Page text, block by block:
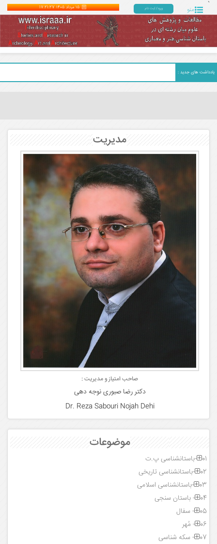
` منو ورود/ ثبت نام ۱۵ مرداد ۱۴۰۵ 17:21:28
یادداشت های جدید :
مدیریت
صاحب امتیاز و مدیریت :
دکتر رضا صبوری نوجه دهی
Dr. Reza Sabouri Nojah Dehi
موضوعات
01-باستانشناسی پ.ت
02-باستانشناسی تاریخی
03-باستانشناسی اسلامی
04- باستان سنجی
05- سفال
06- مُهر
07- سکه شناسی